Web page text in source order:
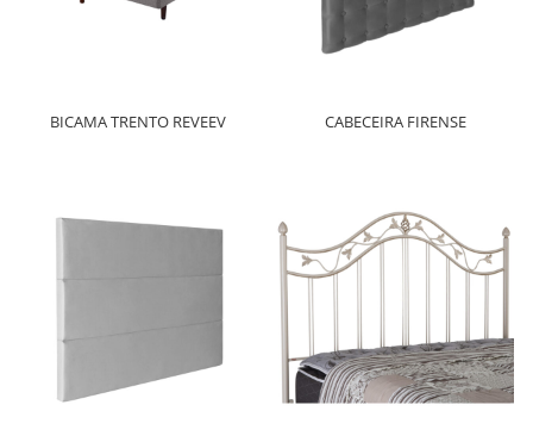
BICAMA TRENTO REVEEV CABECEIRA FIRENSE